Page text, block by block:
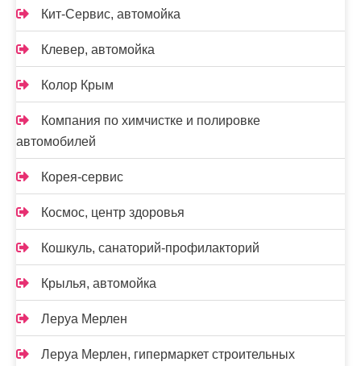
Кит-Сервис, автомойка
Клевер, автомойка
Колор Крым
Компания по химчистке и полировке
автомобилей
Корея-сервис
Космос, центр здоровья
Кошкуль, санаторий-профилакторий
Крылья, автомойка
Леруа Мерлен
Леруа Мерлен, гипермаркет строительных